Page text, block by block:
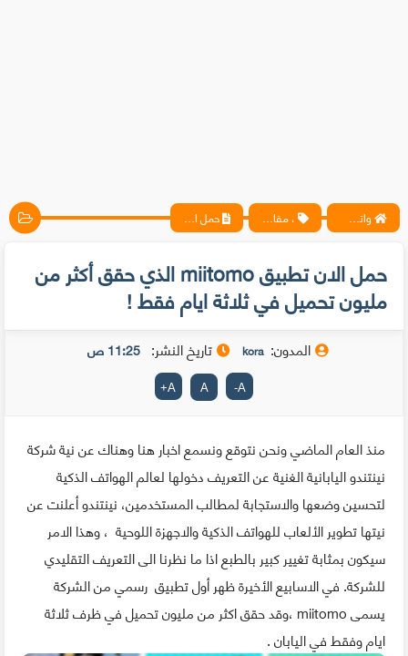
واتس آب ، فيسبوك ، أنترنت ، شروحات تقنية حصرية - المحترف ، مقالات حمل الان تطبيق miitomo الذي حقق أكثر من مليون تحميل في ثلاثة ايام فقط !
حمل الان تطبيق miitomo الذي حقق أكثر من
مليون تحميل في ثلاثة ايام فقط !
المدون: kora تاريخ النشر: 11:25 ص
A
-
A
A
+
منذ العام الماضي ونحن نتوقع ونسمع اخبار هنا وهناك عن نية شركة
نينتندو اليابانية الغنية عن التعريف دخولها لعالم الهواتف الذكية
لتحسين وضعها والاستجابة لمطالب المستخدمين، نينتندو أعلنت عن
نيتها تطوير الألعاب للهواتف الذكية والاجهزة اللوحية ، وهذا الامر
سيكون بمثابة تغيير كبير بالطبع اذا ما نظرنا الى التعريف التقليدي
للشركة. في الاسابيع الأخيرة ظهر أول تطبيق رسمي من الشركة
يسمى miitomo ،وقد حقق اكثر من مليون تحميل في ظرف ثلاثة
ايام وفقط في اليابان .